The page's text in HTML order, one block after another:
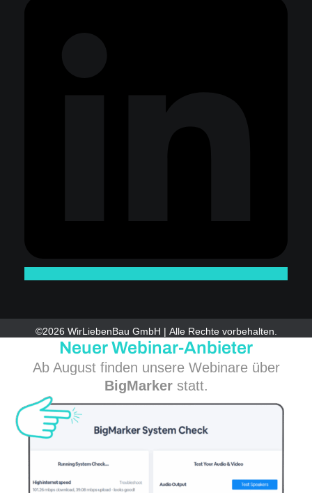
©2026 WirLiebenBau GmbH | Alle Rechte vorbehalten.
Neuer Webinar-Anbieter
Ab August finden unsere Webinare über
BigMarkerstatt.